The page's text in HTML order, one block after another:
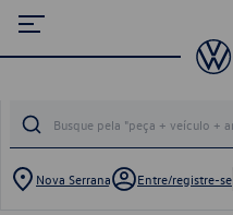
Nova Serrana Entre/registre-se